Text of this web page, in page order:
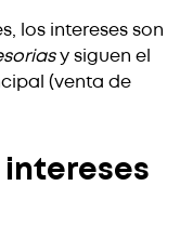
los intereses son
y siguen el
(venta de